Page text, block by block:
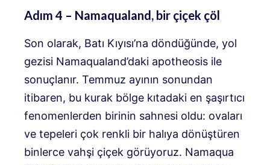
Adım 4 – Namaqualand, bir çiçek çöl
Son olarak, Batı Kıyısı’na döndüğünde, yol
gezisi Namaqualand’daki apotheosis ile
sonuçlanır. Temmuz ayının sonundan
itibaren, bu kurak bölge kıtadaki en şaşırtıcı
fenomenlerden birinin sahnesi oldu: ovaları
ve tepeleri çok renkli bir halıya dönüştüren
binlerce vahşi çiçek görüyoruz. Namaqua